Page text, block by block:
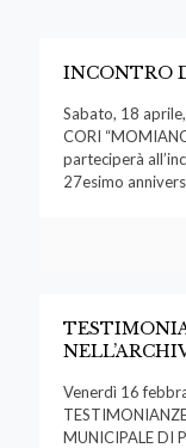
INCONTRO
Sabato, 18
CORI
parteciperà
27esimo
Venerdì 16
MUNICIPALE DI